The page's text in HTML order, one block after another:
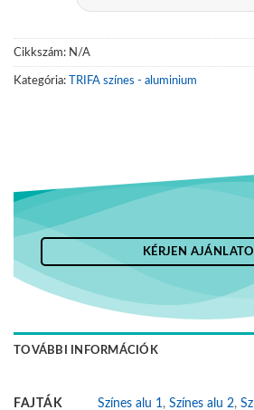
Cikkszám: N/A
Kategória: TRIFA színes - aluminium
KÉRJEN
TOVÁBBI INFORMÁCIÓK
FAJTÁK Színes alu 1,Színes alu 2,